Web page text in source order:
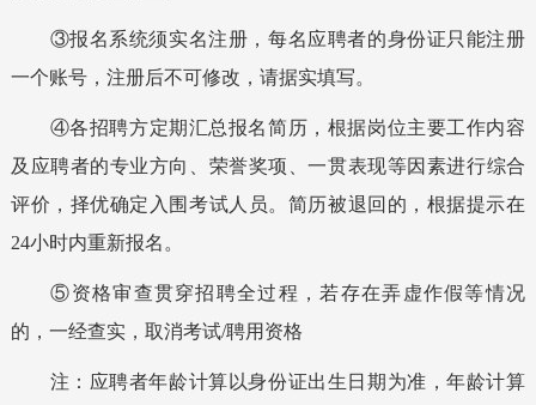
③报名系统须实名注册，每名应聘者的身份证只能注册
一个账号，注册后不可修改，请据实填写。
④各招聘方定期汇总报名简历， 根据岗位主要工作内容
及 应聘者的专业方向、 荣誉奖项、一贯表现等因素进行综合
评价，择优确定入围考试人员。简历被退回的，根据提示在
24小时内重新报名。
⑤资格审查贯穿招聘全过程，若存在弄虚作假等情况
的，一经查实，取消考试/聘用资格
注：应聘者年龄计算以身份证出生日期为准，年龄计算